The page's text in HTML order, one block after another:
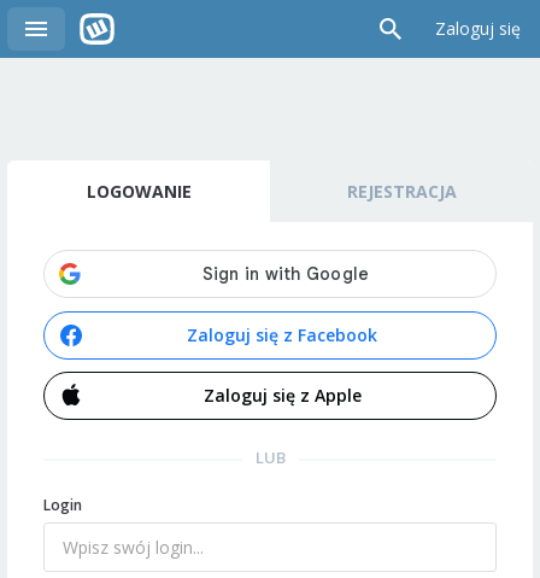
Zaloguj się
LOGOWANIE REJESTRACJA
Zaloguj się z Facebook
Zaloguj się z Apple
LUB
Login